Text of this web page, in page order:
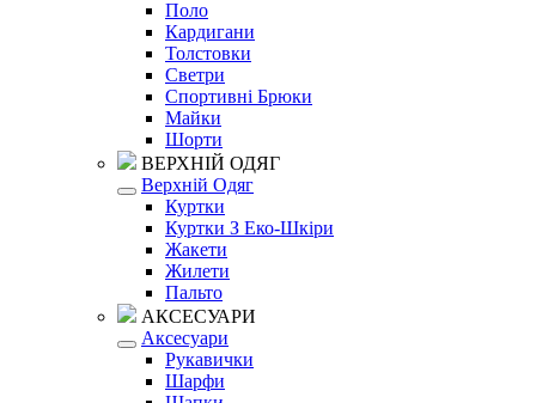
Поло
Кардигани
Толстовки
Светри
Спортивні Брюки
Майки
Шорти
ВЕРХНІЙ ОДЯГ
Верхній Одяг
Куртки
Куртки З Еко-Шкіри
Жакети
Жилети
Пальто
АКСЕСУАРИ
Аксесуари
Рукавички
Шарфи